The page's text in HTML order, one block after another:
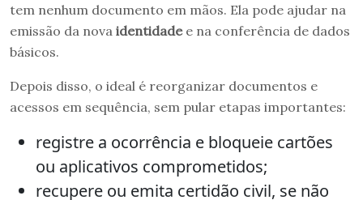
tem nenhum documento em mãos. Ela pode ajudar na
emissão da nova identidadee na conferência de dados
básicos.
Depois disso, o ideal é reorganizar documentos e
acessos em sequência, sem pular etapas importantes:
registre a ocorrência e bloqueie cartões
ou aplicativos comprometidos;
recupere ou emita certidão civil, se não